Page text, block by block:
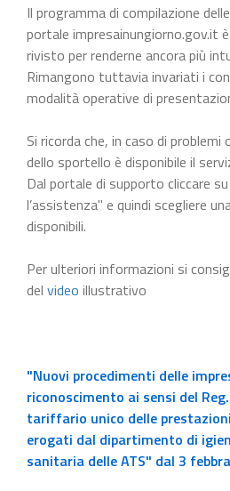
Il programma di compilazione
portale impresainungiorno.gov.it
rivisto per renderne ancora più
Rimangono tuttavia invariati i
modalità operative di
Si ricorda che, in caso di problemi
dello sportello è disponibile il
Dal portale di supporto cliccare
l’assistenza" e quindi scegliere
disponibili.
Per ulteriori informazioni si
del video illustrativo
"Nuovi procedimenti delle
riconoscimento ai sensi del
tariffario unico delle
erogati dal dipartimento di
sanitaria delle ATS" dal 3